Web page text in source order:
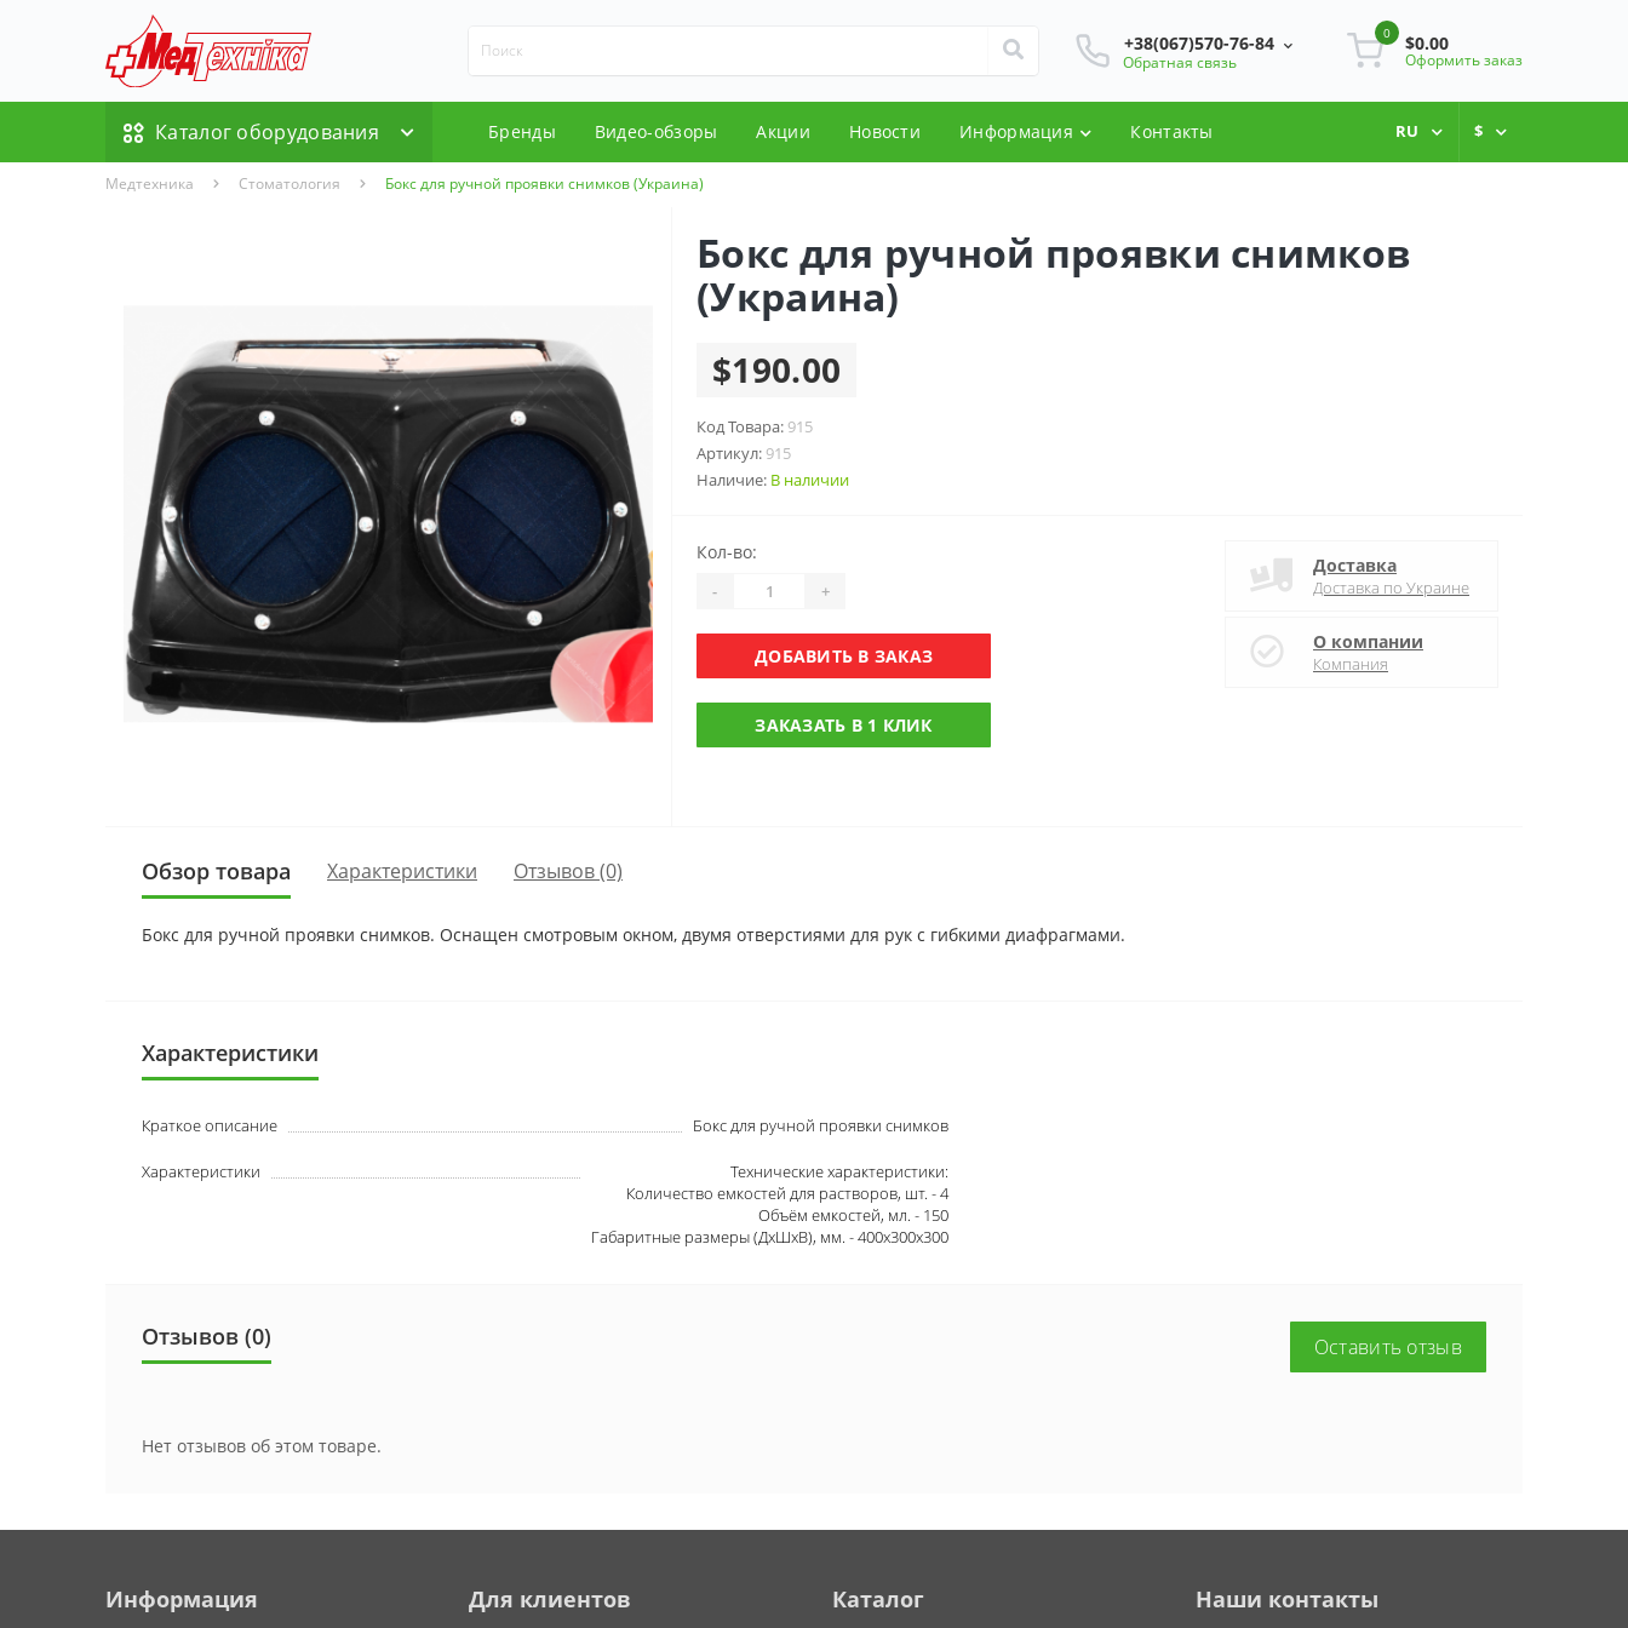
+38(067)570-76-84
Обратная связь
0 $0.00
Оформить заказ
Каталог оборудования Бренды Видео-обзоры Акции Новости Информация Контакты RU $
Медтехника Стоматология Бокс для ручной проявки снимков (Украина)
Бокс для ручной проявки снимков
(Украина)
$190.00
Код Товара: 915
Артикул: 915
Наличие: В наличии
Кол-во:
- +
ДОБАВИТЬ В ЗАКАЗ
ЗАКАЗАТЬ В 1 КЛИК
Доставка
Доставка по Украине
О компании
Компания
Обзор товара Характеристики Отзывов (0)
Бокс для ручной проявки снимков. Оснащен смотровым окном, двумя отверстиями для рук с гибкими диафрагмами.
Характеристики
Краткое описание Бокс для ручной проявки снимков
Характеристики
Технические характеристики:
Количество емкостей для растворов, шт. - 4
Объём емкостей, мл. - 150
Габаритные размеры (ДхШхВ), мм. - 400х300х300
Отзывов (0) Оставить отзыв
Нет отзывов об этом товаре.
Информация Для клиентов Каталог Наши контакты